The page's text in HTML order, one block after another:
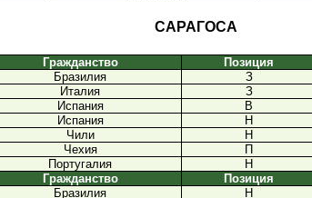
САРАГОСА
Гражданство Позиция
Бразилия З
Италия З
Испания В
Испания Н
Чили Н
Чехия П
Португалия Н
Гражданство Позиция
Бразилия Н